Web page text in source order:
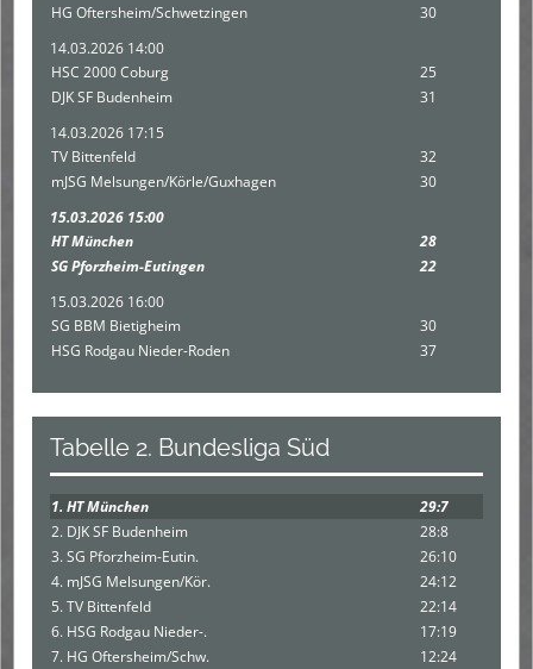
HG Oftersheim/Schwetzingen
30
14.03.2026 14:00
HSC 2000 Coburg
25
DJK SF Budenheim
31
14.03.2026 17:15
TV Bittenfeld
32
mJSG Melsungen/Körle/Guxhagen
30
15.03.2026 15:00
HT München
28
SG Pforzheim-Eutingen
22
15.03.2026 16:00
SG BBM Bietigheim
30
HSG Rodgau Nieder-Roden
37
Tabelle 2. Bundesliga Süd
1. HT München
29:7
2. DJK SF Budenheim
28:8
3. SG Pforzheim-Eutin.
26:10
4. mJSG Melsungen/Kör.
24:12
5. TV Bittenfeld
22:14
6. HSG Rodgau Nieder-.
17:19
7. HG Oftersheim/Schw.
12:24